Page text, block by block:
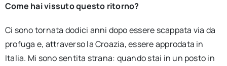
Come hai vissuto questo ritorno?
Ci sono tornata dodici anni dopo essere scappata via da
profuga e, attraverso la Croazia, essere approdata in
Italia. Mi sono sentita strana: quando stai in un posto in